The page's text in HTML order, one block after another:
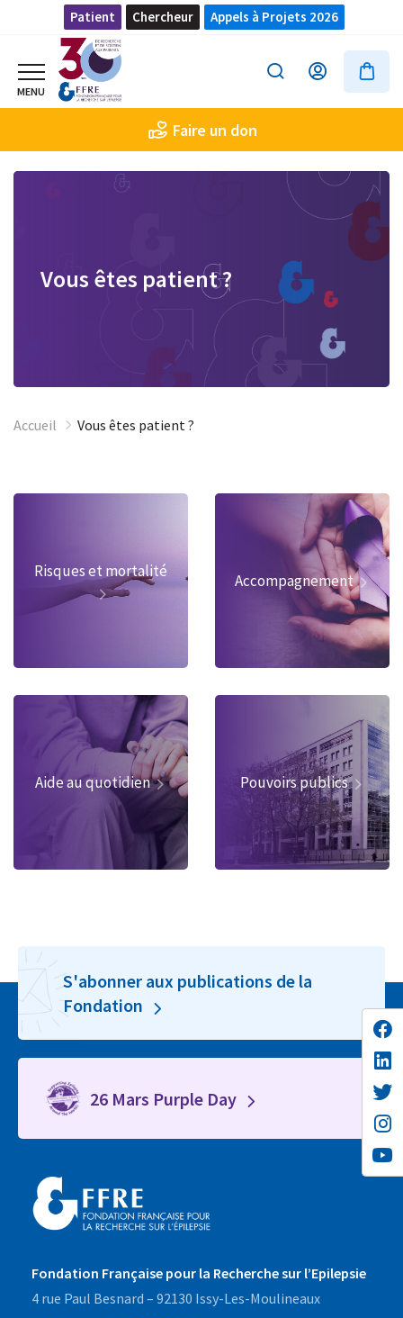
Patient Chercheur Appels à Projets 2026
Faire un don
Vous êtes patient ?
Accueil Vous êtes patient ?
Risques et mortalité
Accompagnement
Aide au quotidien Pouvoirs publics
S'abonner aux publications de la
Fondation
26 Mars Purple Day
Fondation Française pour la Recherche sur l’Epilepsie
4 rue Paul Besnard – 92130 Issy-Les-Moulineaux